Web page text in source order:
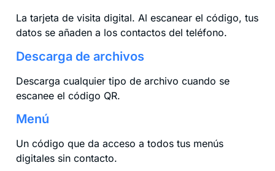
La tarjeta de visita digital. Al escanear el código, tus
datos se añaden a los contactos del teléfono.
Descarga de archivos
Descarga cualquier tipo de archivo cuando se
escanee el código QR.
Menú
Un código que da acceso a todos tus menús
digitales sin contacto.